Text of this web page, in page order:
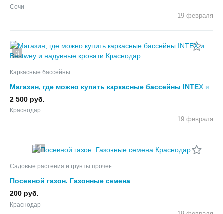
Сочи
19 февраля
3
Каркасные бассейны
Магазин, где можно купить каркасные бассейны INTEX и
Bestwey и надувные кровати
2 500 руб.
Краснодар
19 февраля
4
Садовые растения и грунты прочее
Посевной газон. Газонные семена
200 руб.
Краснодар